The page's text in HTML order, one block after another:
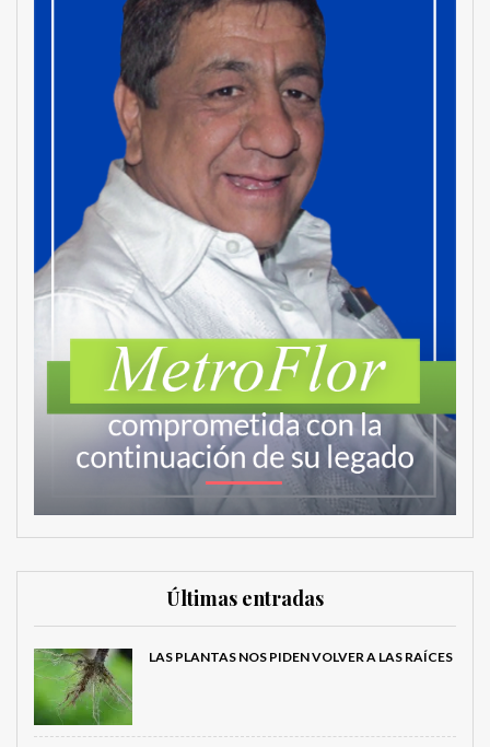
Últimas entradas
LAS PLANTAS NOS PIDEN VOLVER A LAS RAÍCES